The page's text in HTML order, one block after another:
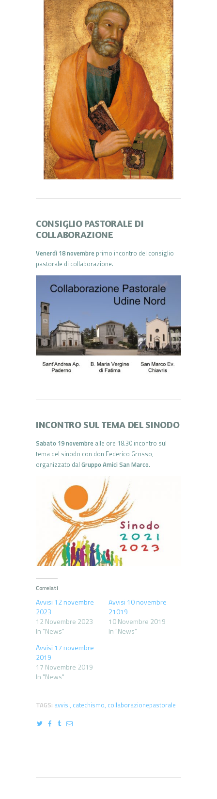
CONSIGLIO PASTORALE DI
COLLABORAZIONE
Venerdì 18 novembre primo incontro del consiglio
pastorale di collaborazione.
INCONTRO SUL TEMA DEL SINODO
Sabato 19 novembre alle ore 18.30 incontro sul
tema del sinodo con don Federico Grosso,
organizzato dal Gruppo Amici San Marco.
Correlati
Avvisi 12 novembre
2023
12 Novembre 2023
In "News"
Avvisi 10 novembre
21019
10 Novembre 2019
In "News"
Avvisi 17 novembre
2019
17 Novembre 2019
In "News"
TAGS: avvisi, catechismo, collaborazionepastorale